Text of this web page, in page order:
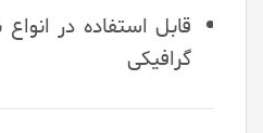
قابل استفاده در
گرافیکی